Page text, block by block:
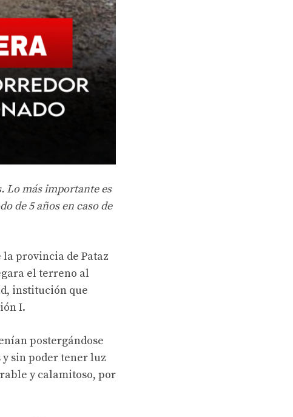
Lo más importante es
de 5 años en caso de
provincia de Pataz
el terreno al
institución que
I.
postergándose
y sin poder tener luz
y calamitoso, por